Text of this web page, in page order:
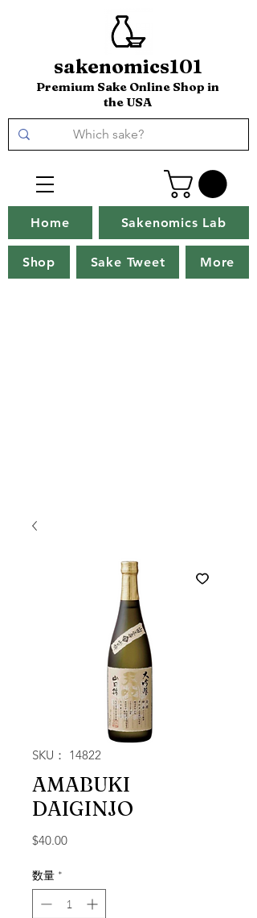
sakenomics101
Premium Sake Online Shop in
the USA
Home Sakenomics Lab
Shop Sake Tweet More
SKU： 14822
AMABUKI
DAIGINJO
$40.00価格
数量 *